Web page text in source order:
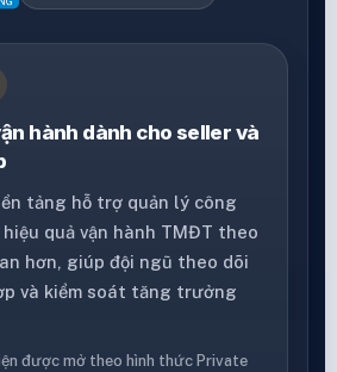
hành dành cho seller và
tảng hỗ trợ quản lý công
quả vận hành TMĐT theo
hơn, giúp đội ngũ theo dõi
và kiểm soát tăng trưởng
được mở theo hình thức Private